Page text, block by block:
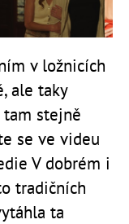
v ložnicích
ale taky
stejně
se ve videu
V dobrém i
tradičních
ta